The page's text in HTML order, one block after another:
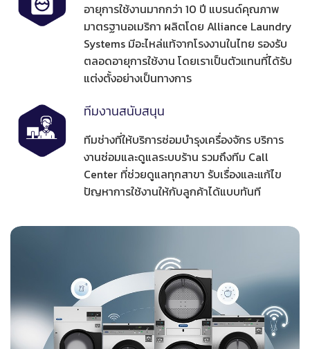
อายุการใช้งานมากกว่า 10 ปี แบรนด์คุณภาพ
มาตรฐานอเมริกา ผลิตโดย Alliance Laundry
Systems มีอะไหล่แท้จากโรงงานในไทย รองรับ
ตลอดอายุการใช้งาน โดยเราเป็นตัวแทนที่ได้รับ
แต่งตั้งอย่างเป็นทางการ
ทีมงานสนับสนุน
ทีมช่างที่ให้บริการซ่อมบำรุงเครื่องจักร บริการ
งานซ่อมและดูแลระบบร้าน รวมถึงทีม Call
Center ที่ช่วยดูแลทุกสาขา รับเรื่องและแก้ไข
ปัญหาการใช้งานให้กับลูกค้าได้แบบทันที